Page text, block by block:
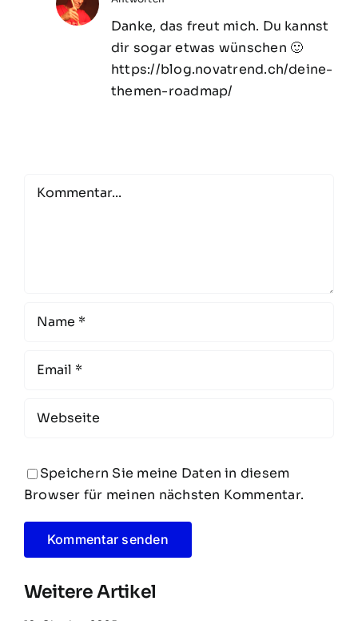
Danke, das freut mich. Du kannst
dir sogar etwas wünschen 🙂
https://blog.novatrend.ch/deine-
themen-roadmap/
Comment
Speichern Sie meine Daten in diesem
Browser für meinen nächsten Kommentar.
Weitere Artikel